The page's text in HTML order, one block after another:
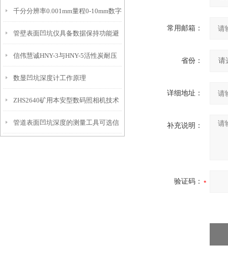
10mm！
特点
千分分辨率0.001mm量程0-10mm数字
埋头度仪技术参数！
管壁表面凹坑仪具备数据保持功能避
免测试过程中测针移动导致数据变动
信伟慧诚HNY-3与HNY-5活性炭耐压
强度测定仪技术参数！
数显凹坑深度计工作原理
ZHS2640矿用本安型数码照相机技术
参数！
管道表面凹坑深度的测量工具可选信
常用邮箱：
省份：
详细地址：
补充说明：
验证码：